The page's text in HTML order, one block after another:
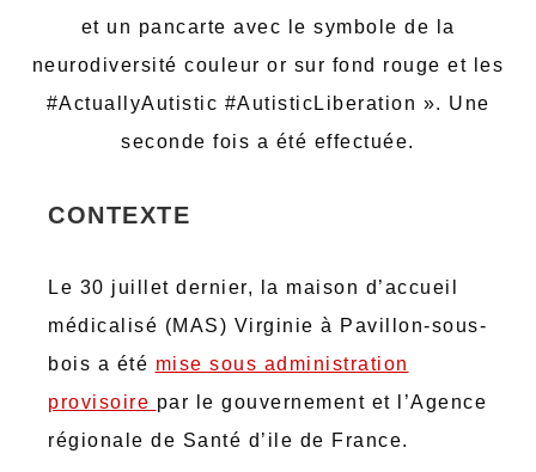
et un pancarte avec le symbole de la
neurodiversité couleur or sur fond rouge et les
#ActuallyAutistic #AutisticLiberation ». Une
seconde fois a été effectuée.
CONTEXTE
Le 30 juillet dernier, la maison d’accueil
médicalisé (MAS) Virginie à Pavillon-sous-
bois a été mise sous administration
provisoire par le gouvernement et l’Agence
régionale de Santé d’ile de France.